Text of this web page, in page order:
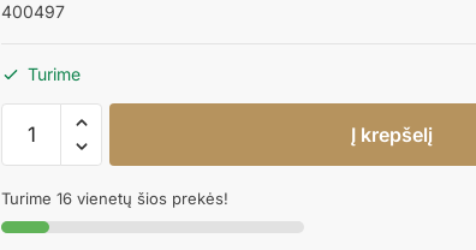
400497
Turime
produkto
kiekis:
lipdukai
skaidrūs
Į krepšelį
Turime 16 vienetų šios prekės!